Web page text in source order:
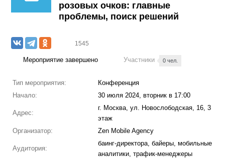
розовых очков: главные
проблемы, поиск решений
1545
Мероприятие завершено Участники 0 чел.
Тип мероприятия:
Конференция
Начало:
30 июля 2024, вторник в 17:00
Адрес:
г. Москва, ул. Новослободская, 16, 3
этаж
Организатор:
Zen Mobile Agency
Аудитория:
баинг-директора, байеры, мобильные
аналитики, трафик-менеджеры